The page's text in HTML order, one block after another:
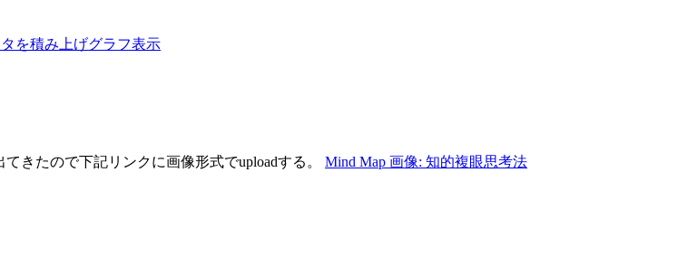
を積み上げグラフ表示
きたので下記リンクに画像形式でuploadする。 Mind Map 画像: 知的複眼思考法